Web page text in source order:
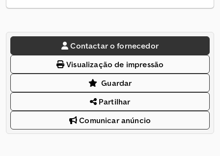
Contactar o fornecedor
Visualização de impressão
Guardar
Partilhar
Comunicar anúncio